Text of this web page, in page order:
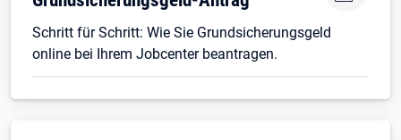
Schritt für Schritt: Wie Sie Grundsicherungsgeld
online bei Ihrem Jobcenter beantragen.